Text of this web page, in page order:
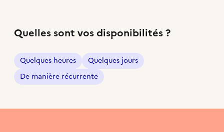
Quelles sont vos disponibilités ?
Quelques heures
Quelques jours
De manière récurrente